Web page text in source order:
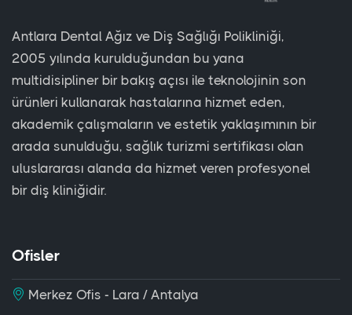
Antlara Dental Ağız ve Diş Sağlığı Polikliniği,
2005 yılında kurulduğundan bu yana
multidisipliner bir bakış açısı ile teknolojinin son
ürünleri kullanarak hastalarına hizmet eden,
akademik çalışmaların ve estetik yaklaşımının bir
arada sunulduğu, sağlık turizmi sertifikası olan
uluslararası alanda da hizmet veren profesyonel
bir diş kliniğidir.
Ofisler
Merkez Ofis - Lara / Antalya